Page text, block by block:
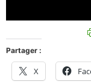
Partager :
X